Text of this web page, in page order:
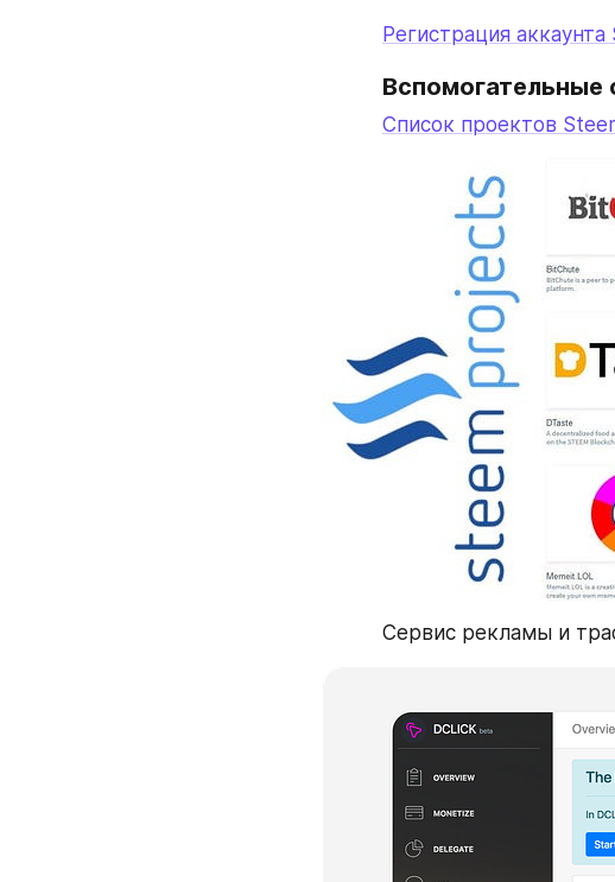
Регистрация аккаунта
Вспомогательные
Список проектов
Сервис рекламы и